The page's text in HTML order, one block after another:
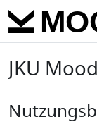
Skip to main content
JKU